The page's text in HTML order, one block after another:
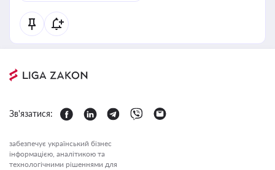
Зв'язатися:
забезпечує український бізнес
інформацією, аналітикою та
технологічними рішеннями для